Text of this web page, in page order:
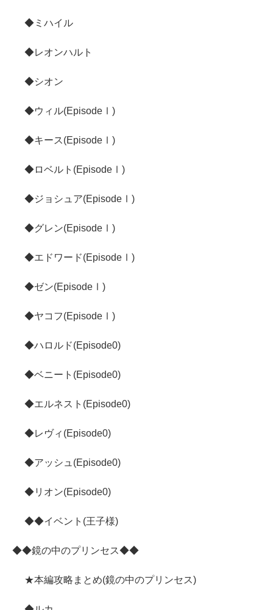
◆ミハイル
◆レオンハルト
◆シオン
◆ウィル(EpisodeⅠ)
◆キース(EpisodeⅠ)
◆ロベルト(EpisodeⅠ)
◆ジョシュア(EpisodeⅠ)
◆グレン(EpisodeⅠ)
◆エドワード(EpisodeⅠ)
◆ゼン(EpisodeⅠ)
◆ヤコフ(EpisodeⅠ)
◆ハロルド(Episode0)
◆ベニート(Episode0)
◆エルネスト(Episode0)
◆レヴィ(Episode0)
◆アッシュ(Episode0)
◆リオン(Episode0)
◆◆イベント(王子様)
◆◆鏡の中のプリンセス◆◆
★本編攻略まとめ(鏡の中のプリンセス)